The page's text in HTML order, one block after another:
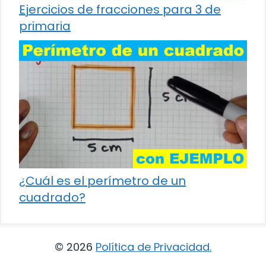
Ejercicios de fracciones para 3 de
primaria
¿Cuál es el perímetro de un
cuadrado?
© 2026 Política de Privacidad.